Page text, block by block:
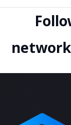
network